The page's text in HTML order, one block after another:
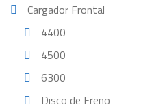
Cargador Frontal
4400
4500
6300
Disco de Freno